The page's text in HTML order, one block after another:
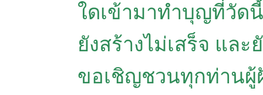
ใดเข้ามาทำบุญที่วัด
ยังสร้างไม่เสร็จ แล
ขอเชิญชวนทุกท่าน